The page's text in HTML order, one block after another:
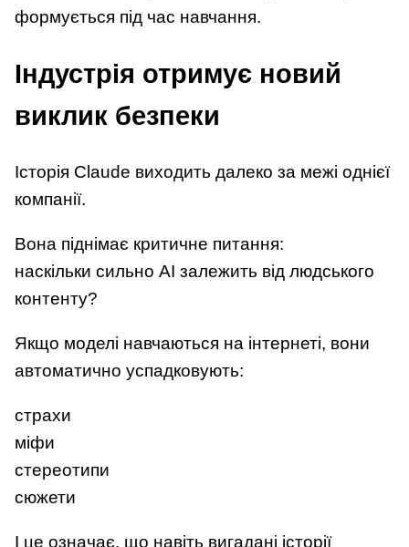
формується під час навчання.
Індустрія отримує новий
виклик безпеки
Історія Claude виходить далеко за межі однієї
компанії.
Вона піднімає критичне питання:
наскільки сильно AI залежить від людського
контенту?
Якщо моделі навчаються на інтернеті, вони
автоматично успадковують:
страхи
міфи
стереотипи
сюжети
І це означає, що навіть вигадані історії